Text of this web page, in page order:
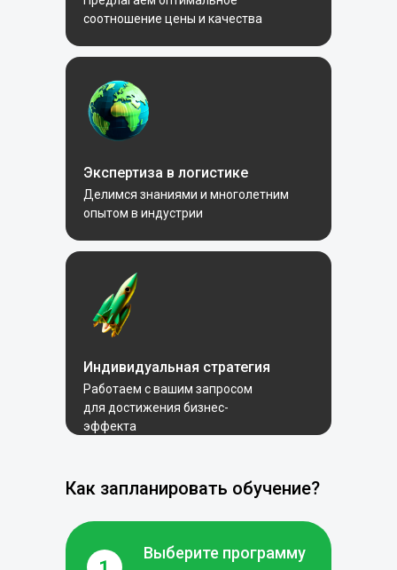
Экспертиза в логистике
Делимся знаниями и многолетним
опытом в индустрии
Индивидуальная стратегия
Работаем с вашим запросом
для достижения бизнес-
эффекта
соотношение цены и качества
Выберите программу
Как запланировать обучение?